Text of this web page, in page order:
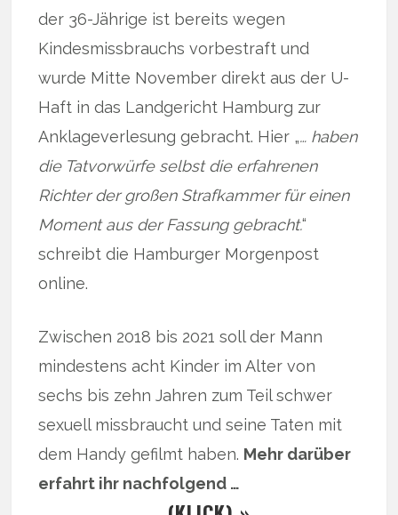
der 36-Jährige ist bereits wegen
Kindesmissbrauchs vorbestraft und
wurde Mitte November direkt aus der U-
Haft in das Landgericht Hamburg zur
Anklageverlesung gebracht. Hier „… haben
die Tatvorwürfe selbst die erfahrenen
Richter der großen Strafkammer für einen
Moment aus der Fassung gebracht.“
schreibt die Hamburger Morgenpost
online.
Zwischen 2018 bis 2021 soll der Mann
mindestens acht Kinder im Alter von
sechs bis zehn Jahren zum Teil schwer
sexuell missbraucht und seine Taten mit
dem Handy gefilmt haben. Mehr darüber
erfahrt ihr nachfolgend …